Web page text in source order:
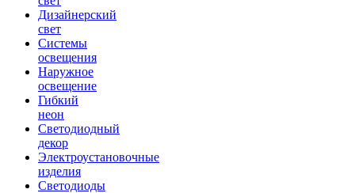
Дизайнерский
свет
Системы
освещения
Наружное
освещение
Гибкий
неон
Светодиодный
декор
Электроустановочные
изделия
Светодиоды